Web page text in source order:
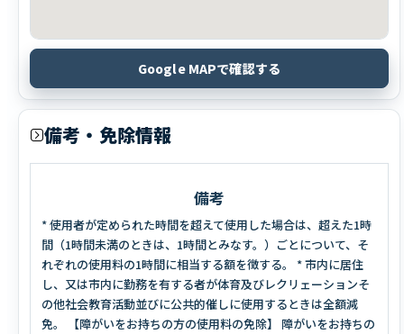
Google MAPで確認する
備考・免除情報
備考
* 使用者が定められた時間を超えて使用した場合は、超えた1時
間（1時間未満のときは、1時間とみなす。）ごとについて、そ
れぞれの使用料の1時間に相当する額を徴する。 * 市内に居住
し、又は市内に勤務を有する者が体育及びレクリェーションそ
の他社会教育活動並びに公共的催しに使用するときは全額減
免。 【障がいをお持ちの方の使用料の免除】 障がいをお持ちの